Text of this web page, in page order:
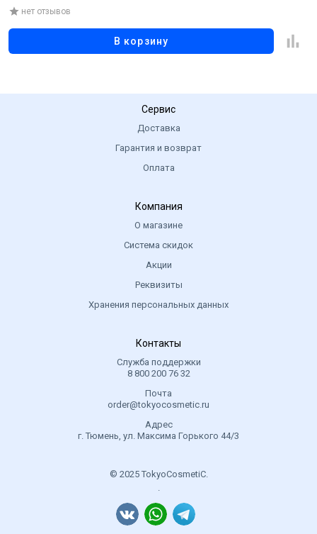
нет отзывов
В корзину
Сервис
Доставка
Гарантия и возврат
Оплата
Компания
О магазине
Система скидок
Акции
Реквизиты
Хранения персональных данных
Контакты
Служба поддержки
8 800 200 76 32
Почта
order@tokyocosmetic.ru
Адрес
г. Тюмень, ул. Максима Горького 44/3
© 2025 TokyoCosmetiC.
.